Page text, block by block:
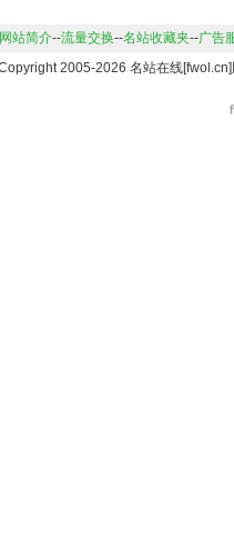
网站简介--流量交换--名站收藏夹--广告
2005-2026 名站在线